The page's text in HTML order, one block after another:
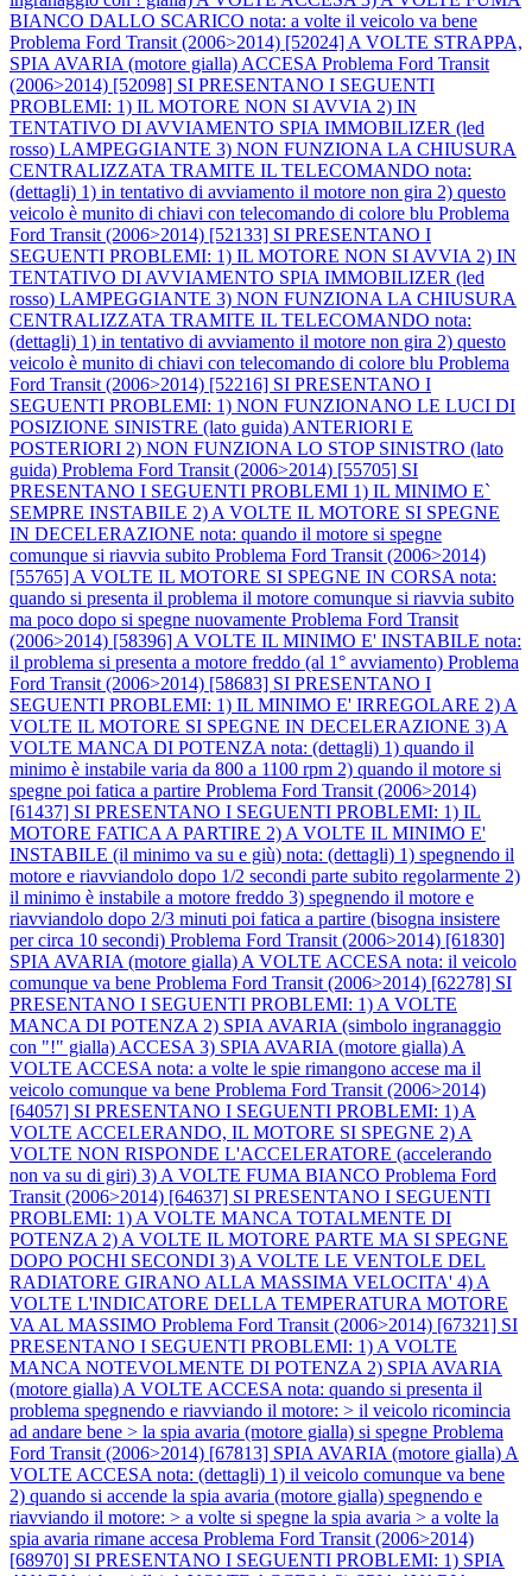
BIANCO DALLO SCARICO nota: a volte il veicolo va bene
Problema Ford Transit (2006>2014) [52024] A VOLTE STRAPPA,
SPIA AVARIA (motore gialla) ACCESA Problema Ford Transit
(2006>2014) [52098] SI PRESENTANO I SEGUENTI
PROBLEMI: 1) IL MOTORE NON SI AVVIA 2) IN
TENTATIVO DI AVVIAMENTO SPIA IMMOBILIZER (led
rosso) LAMPEGGIANTE 3) NON FUNZIONA LA CHIUSURA
CENTRALIZZATA TRAMITE IL TELECOMANDO nota:
(dettagli) 1) in tentativo di avviamento il motore non gira 2) questo
veicolo è munito di chiavi con telecomando di colore blu Problema
Ford Transit (2006>2014) [52133] SI PRESENTANO I
SEGUENTI PROBLEMI: 1) IL MOTORE NON SI AVVIA 2) IN
TENTATIVO DI AVVIAMENTO SPIA IMMOBILIZER (led
rosso) LAMPEGGIANTE 3) NON FUNZIONA LA CHIUSURA
CENTRALIZZATA TRAMITE IL TELECOMANDO nota:
(dettagli) 1) in tentativo di avviamento il motore non gira 2) questo
veicolo è munito di chiavi con telecomando di colore blu Problema
Ford Transit (2006>2014) [52216] SI PRESENTANO I
SEGUENTI PROBLEMI: 1) NON FUNZIONANO LE LUCI DI
POSIZIONE SINISTRE (lato guida) ANTERIORI E
POSTERIORI 2) NON FUNZIONA LO STOP SINISTRO (lato
guida) Problema Ford Transit (2006>2014) [55705] SI
PRESENTANO I SEGUENTI PROBLEMI 1) IL MINIMO E`
SEMPRE INSTABILE 2) A VOLTE IL MOTORE SI SPEGNE
IN DECELERAZIONE nota: quando il motore si spegne
comunque si riavvia subito Problema Ford Transit (2006>2014)
[55765] A VOLTE IL MOTORE SI SPEGNE IN CORSA nota:
quando si presenta il problema il motore comunque si riavvia subito
ma poco dopo si spegne nuovamente Problema Ford Transit
(2006>2014) [58396] A VOLTE IL MINIMO E' INSTABILE nota:
il problema si presenta a motore freddo (al 1° avviamento) Problema
Ford Transit (2006>2014) [58683] SI PRESENTANO I
SEGUENTI PROBLEMI: 1) IL MINIMO E' IRREGOLARE 2) A
VOLTE IL MOTORE SI SPEGNE IN DECELERAZIONE 3) A
VOLTE MANCA DI POTENZA nota: (dettagli) 1) quando il
minimo è instabile varia da 800 a 1100 rpm 2) quando il motore si
spegne poi fatica a partire Problema Ford Transit (2006>2014)
[61437] SI PRESENTANO I SEGUENTI PROBLEMI: 1) IL
MOTORE FATICA A PARTIRE 2) A VOLTE IL MINIMO E'
INSTABILE (il minimo va su e giù) nota: (dettagli) 1) spegnendo il
motore e riavviandolo dopo 1/2 secondi parte subito regolarmente 2)
il minimo è instabile a motore freddo 3) spegnendo il motore e
riavviandolo dopo 2/3 minuti poi fatica a partire (bisogna insistere
per circa 10 secondi) Problema Ford Transit (2006>2014) [61830]
SPIA AVARIA (motore gialla) A VOLTE ACCESA nota: il veicolo
comunque va bene Problema Ford Transit (2006>2014) [62278] SI
PRESENTANO I SEGUENTI PROBLEMI: 1) A VOLTE
MANCA DI POTENZA 2) SPIA AVARIA (simbolo ingranaggio
con "!" gialla) ACCESA 3) SPIA AVARIA (motore gialla) A
VOLTE ACCESA nota: a volte le spie rimangono accese ma il
veicolo comunque va bene Problema Ford Transit (2006>2014)
[64057] SI PRESENTANO I SEGUENTI PROBLEMI: 1) A
VOLTE ACCELERANDO, IL MOTORE SI SPEGNE 2) A
VOLTE NON RISPONDE L'ACCELERATORE (accelerando
non va su di giri) 3) A VOLTE FUMA BIANCO Problema Ford
Transit (2006>2014) [64637] SI PRESENTANO I SEGUENTI
PROBLEMI: 1) A VOLTE MANCA TOTALMENTE DI
POTENZA 2) A VOLTE IL MOTORE PARTE MA SI SPEGNE
DOPO POCHI SECONDI 3) A VOLTE LE VENTOLE DEL
RADIATORE GIRANO ALLA MASSIMA VELOCITA' 4) A
VOLTE L'INDICATORE DELLA TEMPERATURA MOTORE
VA AL MASSIMO Problema Ford Transit (2006>2014) [67321] SI
PRESENTANO I SEGUENTI PROBLEMI: 1) A VOLTE
MANCA NOTEVOLMENTE DI POTENZA 2) SPIA AVARIA
(motore gialla) A VOLTE ACCESA nota: quando si presenta il
problema spegnendo e riavviando il motore: > il veicolo ricomincia
ad andare bene > la spia avaria (motore gialla) si spegne Problema
Ford Transit (2006>2014) [67813] SPIA AVARIA (motore gialla) A
VOLTE ACCESA nota: (dettagli) 1) il veicolo comunque va bene
2) quando si accende la spia avaria (motore gialla) spegnendo e
riavviando il motore: > a volte si spegne la spia avaria > a volte la
spia avaria rimane accesa Problema Ford Transit (2006>2014)
[68970] SI PRESENTANO I SEGUENTI PROBLEMI: 1) SPIA